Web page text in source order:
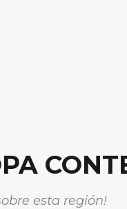
esta región!